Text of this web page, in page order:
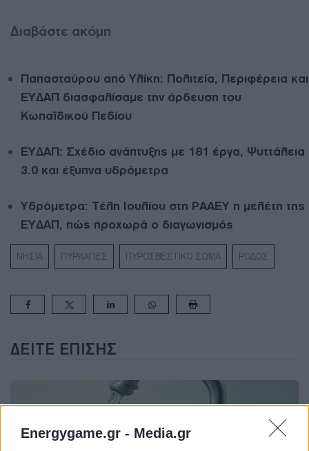
Energygame.gr - Media.gr
Διαβάστε ακόμη
Παπασταύρου από Υλίκη: Πολιτεία, Περιφέρεια και
ΕΥΔΑΠ διασφαλίσαμε την άρδευση του
Κωπαϊδικού Πεδίου
ΕΥΔΑΠ: Σχέδιο ανάπτυξης με 181 έργα, Ψυττάλεια
3.0 και έξυπνα υδρόμετρα
Υδρόμετρα: Τέλη Ιουλίου στη ΡΑΑΕΥ η μελέτη της
ΕΥΔΑΠ, πώς προχωρά ο διαγωνισμός
ΝΗΣΙΑ ΠΥΡΚΑΓΙΕΣ ΠΥΡΟΣΒΕΣΤΙΚΟ ΣΩΜΑ ΡΟΔΟΣ
ΔΕΊΤΕ ΕΠΊΣΗΣ